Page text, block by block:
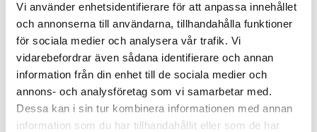
Vi använder enhetsidentifierare för att anpassa innehållet
och annonserna till användarna, tillhandahålla funktioner
för sociala medier och analysera vår trafik. Vi
vidarebefordrar även sådana identifierare och annan
information från din enhet till de sociala medier och
annons- och analysföretag som vi samarbetar med.
Dessa kan i sin tur kombinera informationen med annan
information som du har tillhandahållit eller som de har
Bli den första att lämna ett omdöme.